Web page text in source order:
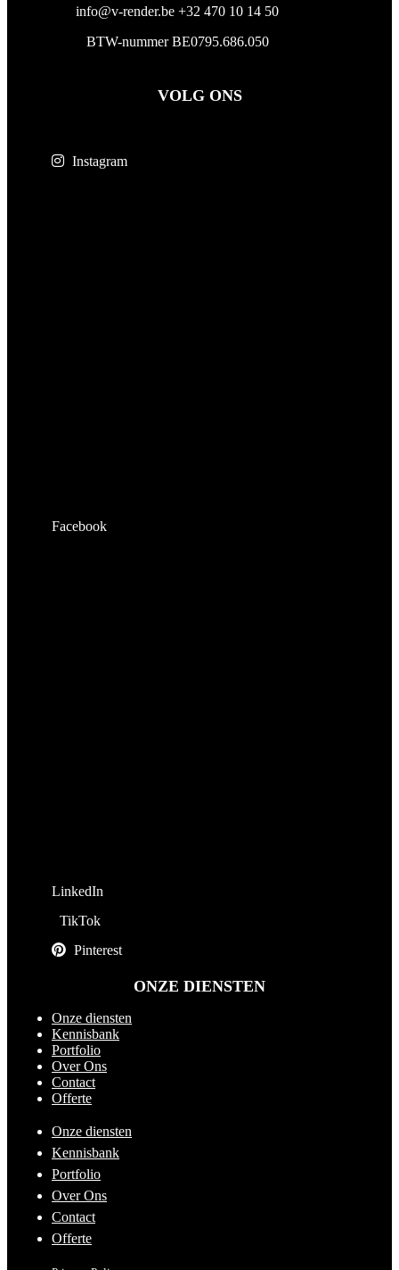
info@v-render.be +32 470 10 14 50
BTW-nummer BE0795.686.050
VOLG ONS
Instagram
Facebook
LinkedIn
TikTok
Pinterest
ONZE DIENSTEN
Onze diensten
Kennisbank
Portfolio
Over Ons
Contact
Offerte
Onze diensten
Kennisbank
Portfolio
Over Ons
Contact
Offerte